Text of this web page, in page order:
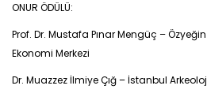
ONUR ÖDÜLÜ:
Prof. Dr. Mustafa Pınar Mengüç –
Ekonomi Merkezi
Dr. Muazzez İlmiye Çığ – İstanbul